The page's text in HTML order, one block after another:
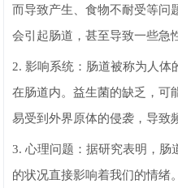
而导致产生、食物不耐受等问
会引起肠道，甚至导致一些急
2. 影响系统：肠道被称为人体
在肠道内。益生菌的缺乏，可
易受到外界原体的侵袭，导致
3. 心理问题：据研究表明，肠
的状况直接影响着我们的情绪